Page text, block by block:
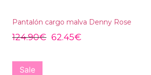
Pantalón cargo malva Denny Rose
124.90€ 62.45€
Sale